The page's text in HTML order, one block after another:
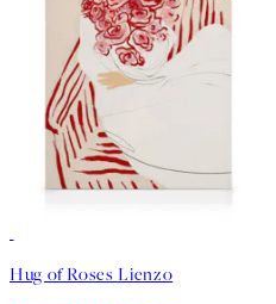
Hug of Roses Lienzo